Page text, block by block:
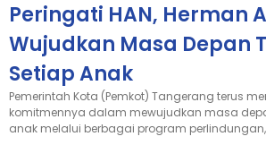
Peringati HAN, Herman
Wujudkan Masa Depan
Setiap Anak
Pemerintah Kota (Pemkot) Tangerang terus
komitmennya dalam mewujudkan masa
anak melalui berbagai program